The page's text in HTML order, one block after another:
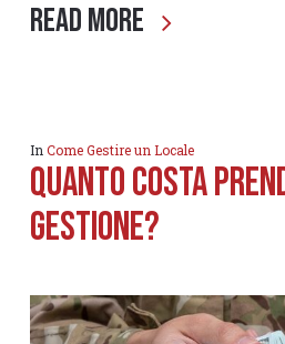
Read More
InCome Gestire un Locale
Quanto costa
gestione?